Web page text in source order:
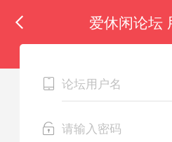
爱休闲论坛